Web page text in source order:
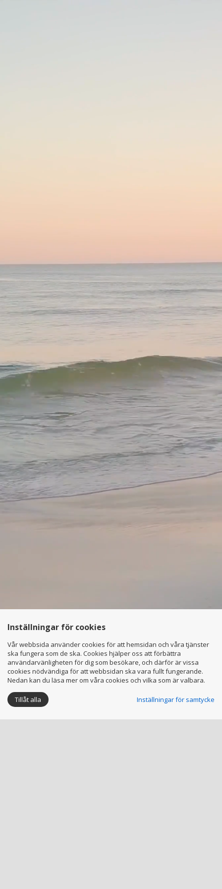
Inställningar för cookies
Vår webbsida använder cookies för att hemsidan och våra tjänster
ska fungera som de ska. Cookies hjälper oss att förbättra
användarvänligheten för dig som besökare, och därför är vissa
cookies nödvändiga för att webbsidan ska vara fullt fungerande.
Nedan kan du läsa mer om våra cookies och vilka som är valbara.
Tillåt alla Inställningar för samtycke